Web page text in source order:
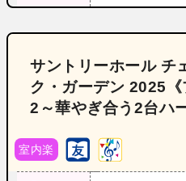
サントリーホール チ
ク・ガーデン 2025
2～華やぎ合う2台ハ
室内楽